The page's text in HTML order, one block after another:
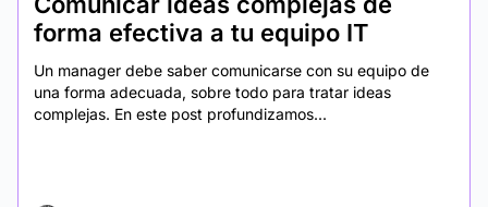
forma efectiva a tu equipo IT
Un manager debe saber comunicarse con su equipo de
una forma adecuada, sobre todo para tratar ideas
complejas. En este post profundizamos...